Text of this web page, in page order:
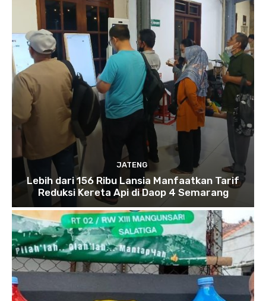
JATENG
Lebih dari 156 Ribu Lansia Manfaatkan Tarif
Reduksi Kereta Api di Daop 4 Semarang